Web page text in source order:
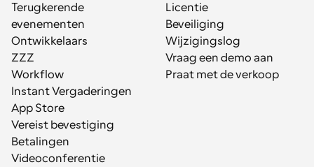
Terugkerende
evenementen
Ontwikkelaars
ZZZ
Workflow
Instant Vergaderingen
App Store
Vereist bevestiging
Betalingen
Videoconferentie
Licentie
Beveiliging
Wijzigingslog
Vraag een demo aan
Praat met de verkoop